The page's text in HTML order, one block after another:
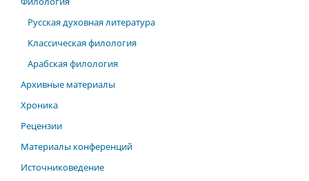
Русская духовная литература
Классическая филология
Арабская филология
Архивные материалы
Хроника
Рецензии
Материалы конференций
Источниковедение